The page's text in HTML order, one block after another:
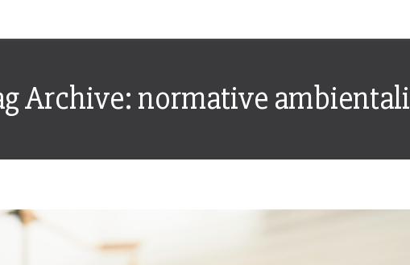
Archive: normative ambientali